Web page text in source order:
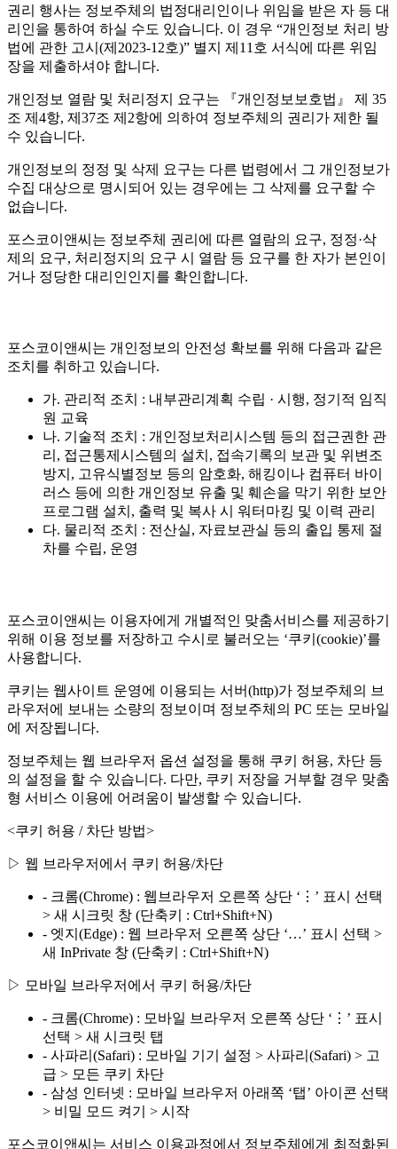
권리 행사는 정보주체의 법정대리인이나 위임을 받은 자 등 대
리인을 통하여 하실 수도 있습니다. 이 경우 “개인정보 처리 방
법에 관한 고시(제2023-12호)” 별지 제11호 서식에 따른 위임
장을 제출하셔야 합니다.
개인정보 열람 및 처리정지 요구는 『개인정보보호법』 제 35
조 제4항, 제37조 제2항에 의하여 정보주체의 권리가 제한 될
수 있습니다.
개인정보의 정정 및 삭제 요구는 다른 법령에서 그 개인정보가
수집 대상으로 명시되어 있는 경우에는 그 삭제를 요구할 수
없습니다.
포스코이앤씨는 정보주체 권리에 따른 열람의 요구, 정정·삭
제의 요구, 처리정지의 요구 시 열람 등 요구를 한 자가 본인이
거나 정당한 대리인인지를 확인합니다.
포스코이앤씨는 개인정보의 안전성 확보를 위해 다음과 같은
조치를 취하고 있습니다.
가. 관리적 조치 : 내부관리계획 수립 · 시행, 정기적 임직
원 교육
나. 기술적 조치 : 개인정보처리시스템 등의 접근권한 관
리, 접근통제시스템의 설치, 접속기록의 보관 및 위변조
방지, 고유식별정보 등의 암호화, 해킹이나 컴퓨터 바이
러스 등에 의한 개인정보 유출 및 훼손을 막기 위한 보안
프로그램 설치, 출력 및 복사 시 워터마킹 및 이력 관리
다. 물리적 조치 : 전산실, 자료보관실 등의 출입 통제 절
차를 수립, 운영
포스코이앤씨는 이용자에게 개별적인 맞춤서비스를 제공하기
위해 이용 정보를 저장하고 수시로 불러오는 ‘쿠키(cookie)’를
사용합니다.
쿠키는 웹사이트 운영에 이용되는 서버(http)가 정보주체의 브
라우저에 보내는 소량의 정보이며 정보주체의 PC 또는 모바일
에 저장됩니다.
정보주체는 웹 브라우저 옵션 설정을 통해 쿠키 허용, 차단 등
의 설정을 할 수 있습니다. 다만, 쿠키 저장을 거부할 경우 맞춤
형 서비스 이용에 어려움이 발생할 수 있습니다.
<쿠키 허용 / 차단 방법>
▷ 웹 브라우저에서 쿠키 허용/차단
- 크롬(Chrome) : 웹브라우저 오른쪽 상단 ‘⋮’ 표시 선택
> 새 시크릿 창 (단축키 : Ctrl+Shift+N)
- 엣지(Edge) : 웹 브라우저 오른쪽 상단 ‘…’ 표시 선택 >
새 InPrivate 창 (단축키 : Ctrl+Shift+N)
▷ 모바일 브라우저에서 쿠키 허용/차단
- 크롬(Chrome) : 모바일 브라우저 오른쪽 상단 ‘⋮’ 표시
선택 > 새 시크릿 탭
- 사파리(Safari) : 모바일 기기 설정 > 사파리(Safari) > 고
급 > 모든 쿠키 차단
- 삼성 인터넷 : 모바일 브라우저 아래쪽 ‘탭’ 아이콘 선택
> 비밀 모드 켜기 > 시작
포스코이앤씨는 서비스 이용과정에서 정보주체에게 최적화된